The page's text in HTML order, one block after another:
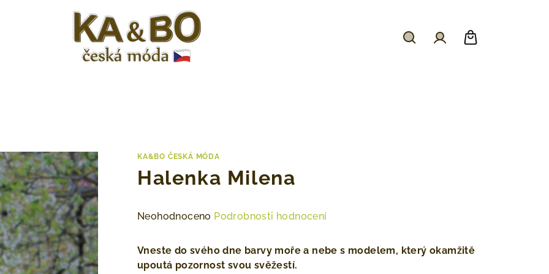
KA&BO ČESKÁ MÓDA
Halenka Milena
Průměrné
produktu
Neohodnoceno Podrobnosti hodnocení
Vneste do svého dne barvy moře a nebe s modelem, který okamžitě
upoutá pozornost svou svěžestí.